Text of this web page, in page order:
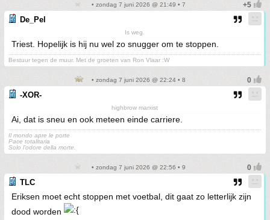
• zondag 7 juni 2026 @ 21:49 • 7
De_Pel
Is weg.
Triest. Hopelijk is hij nu wel zo snugger om te stoppen.
Bestuur tegen de muur. Met de groeten van Ron Vlaar :W
• zondag 7 juni 2026 @ 22:24 • 8
-XOR-
highbrow marxist
Ai, dat is sneu en ook meteen einde carriere.
Il mondo apre le porte
Pace totalitaria
Solo l'odore della morte.
• zondag 7 juni 2026 @ 22:56 • 9
TLC
Eriksen moet echt stoppen met voetbal, dit gaat zo letterlijk zijn
dood worden